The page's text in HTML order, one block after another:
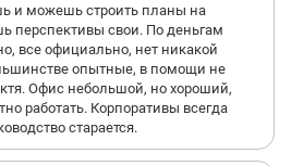
и можешь строить планы на
перспективы свои. По деньгам
все официально, нет никакой
опытные, в помощи не
Офис небольшой, но хороший,
работать. Корпоративы всегда
старается.